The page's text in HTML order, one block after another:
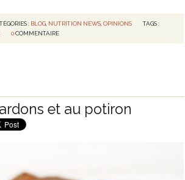
: BLOG, NUTRITION NEWS, OPINIONS
TAGS :
0 COMMENTAIRE
et au potiron